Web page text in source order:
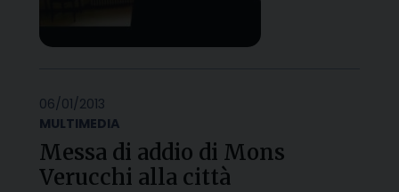
06/01/2013
MULTIMEDIA
Messa di addio di Mons
Verucchi alla città